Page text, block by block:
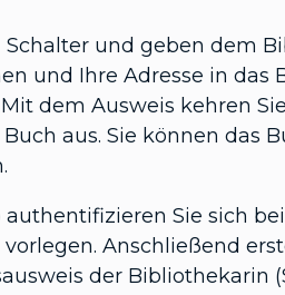
und geben dem
und Ihre Adresse in das
dem Ausweis kehren
Buch aus. Sie können
authentifizieren Sie sich
Anschließend
der Bibliothekarin